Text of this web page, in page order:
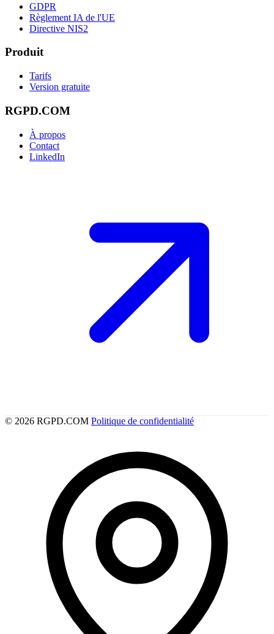
GDPR
Règlement IA de l'UE
Directive NIS2
Produit
Tarifs
Version gratuite
RGPD.COM
À propos
Contact
LinkedIn
© 2026 RGPD.COM Politique de confidentialité